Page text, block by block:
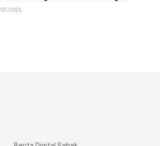
07/2026